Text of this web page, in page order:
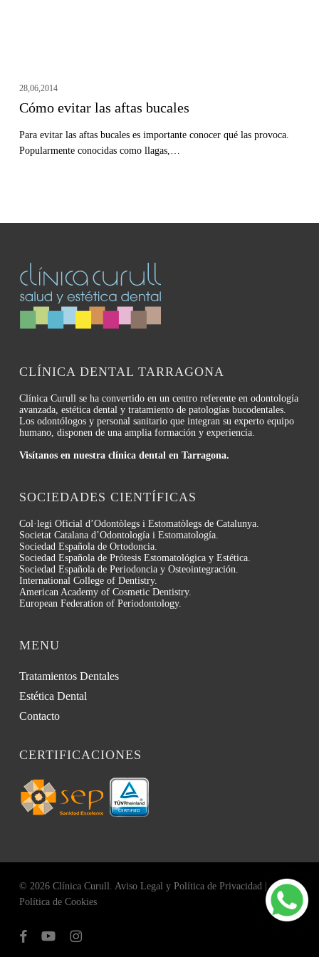
28,06,2014
Cómo evitar las aftas bucales
Para evitar las aftas bucales es importante conocer qué las provoca.
Popularmente conocidas como llagas,…
CLÍNICA DENTAL TARRAGONA
Clínica Curull se ha convertido en un centro referente en odontología
avanzada, estética dental y tratamiento de patologías bucodentales.
Los odontólogos y personal sanitario que integran su experto equipo
humano, disponen de una amplia formación y experiencia.
Visítanos en nuestra clínica dental en Tarragona.
SOCIEDADES CIENTÍFICAS
Col·legi Oficial d’Odontòlegs i Estomatòlegs de Catalunya.
Societat Catalana d’Odontología i Estomatología.
Sociedad Española de Ortodoncia.
Sociedad Española de Prótesis Estomatológica y Estética.
Sociedad Española de Periodoncia y Osteointegración.
International College of Dentistry.
American Academy of Cosmetic Dentistry.
European Federation of Periodontology.
MENU
Tratamientos Dentales
Estética Dental
Contacto
CERTIFICACIONES
© 2026 Clínica Curull. Aviso Legal y Política de Privacidad|
Política de Cookies
facebookyoutubeinstagram